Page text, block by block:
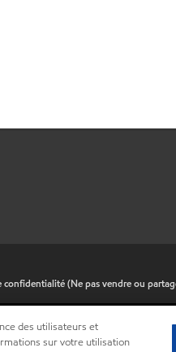
confidentialité (Ne pas vendre ou
des utilisateurs et
sur votre utilisation